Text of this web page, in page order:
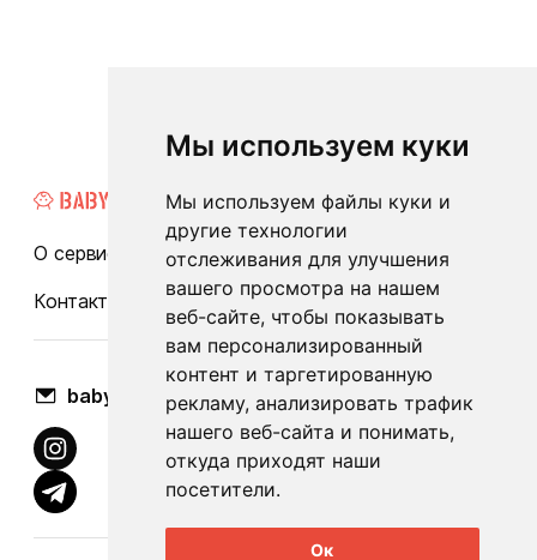
Мы используем куки
Мы используем файлы куки и
другие технологии
отслеживания для улучшения
вашего просмотра на нашем
веб-сайте, чтобы показывать
вам персонализированный
контент и таргетированную
рекламу, анализировать трафик
нашего веб-сайта и понимать,
откуда приходят наши
посетители.
Ок
О сервисе Каталог Бренды Блог
FAQ
Контакты
Оплата и доставка
babylook.gm@gmail.com